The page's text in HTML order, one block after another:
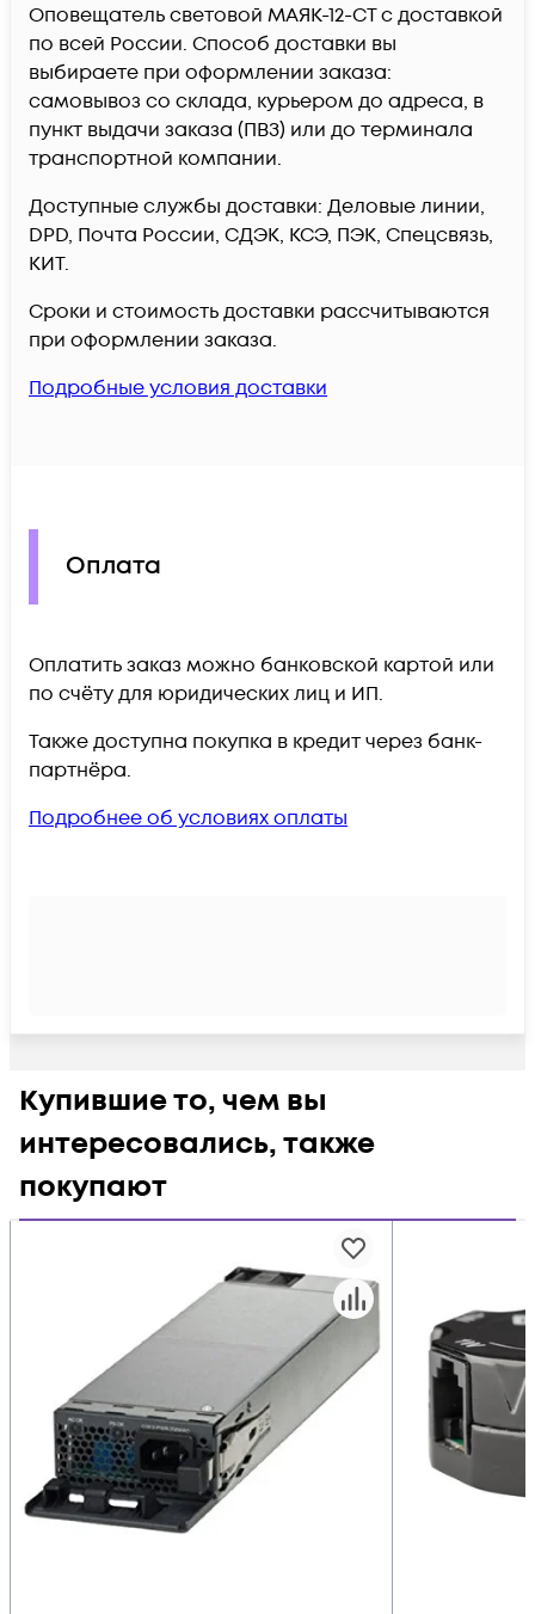
Оповещатель световой МАЯК-12-СТ c доставкой
по всей России. Способ доставки вы
выбираете при оформлении заказа:
самовывоз со склада, курьером до адреса, в
пункт выдачи заказа (ПВЗ) или до терминала
транспортной компании.
Доступные службы доставки: Деловые линии,
DPD, Почта России, СДЭК, КСЭ, ПЭК, Спецсвязь,
КИТ.
Сроки и стоимость доставки рассчитываются
при оформлении заказа.
Подробные условия доставки
Оплата
Оплатить заказ можно банковской картой или
по счёту для юридических лиц и ИП.
Также доступна покупка в кредит через банк-
партнёра.
Подробнее об условиях оплаты
Купившие то, чем вы
интересовались, также
покупают